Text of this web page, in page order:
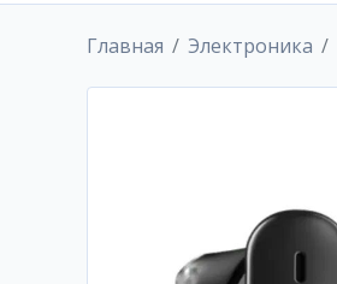
Главная Электроника